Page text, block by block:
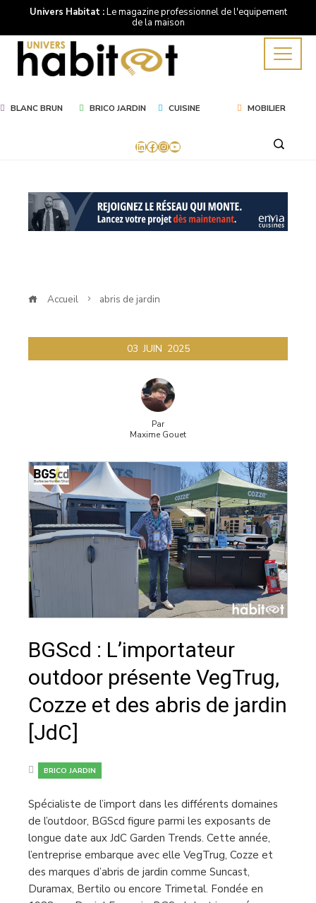
Univers Habitat :Le magazine professionnel de l'equipement
de la maison
BLANC BRUN BRICO JARDIN CUISINE MOBILIER
LinkedIn
Facebook
Instagram
YouTube
Mot
Clé
de
jardin
Accueil abris de jardin
03 JUIN 2025
Par
Maxime Gouet
BGScd : L’importateur
outdoor présente VegTrug,
Cozze et des abris de jardin
[JdC]
BRICO JARDIN
Spécialiste de l’import dans les différents domaines
de l’outdoor, BGScd figure parmi les exposants de
longue date aux JdC Garden Trends. Cette année,
l’entreprise embarque avec elle VegTrug, Cozze et
des marques d’abris de jardin comme Suncast,
Duramax, Bertilo ou encore Trimetal. Fondée en